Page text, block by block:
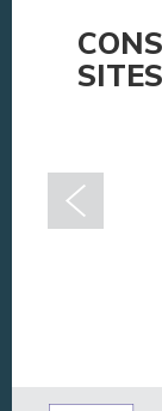
SITES